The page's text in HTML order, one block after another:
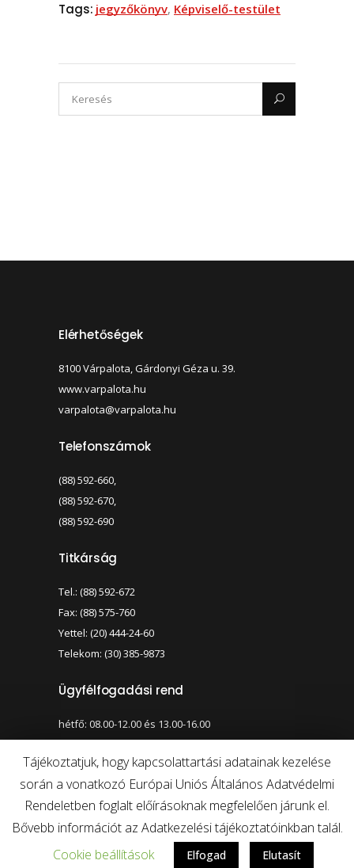
Tags: jegyzőkönyv, Képviselő-testület
Elérhetőségek
8100 Várpalota, Gárdonyi Géza u. 39.
www.varpalota.hu
varpalota@varpalota.hu
Telefonszámok
(88) 592-660,
(88) 592-670,
(88) 592-690
Titkárság
Tel.: (88) 592-672
Fax: (88) 575-760
Yettel: (20) 444-24-60
Telekom: (30) 385-9873
Ügyfélfogadási rend
hétfő: 08.00-12.00 és 13.00-16.00
szerda: 08.00-12.00 és 13.00-17.00
Nagy kontraszt váltása
Betűméret váltása
Tájékoztatjuk, hogy kapcsolattartási adatainak kezelése
során a vonatkozó Európai Uniós Általános Adatvédelmi
Rendeletben foglalt előírásoknak megfelelően járunk el.
Bővebb információt az Adatkezelési tájékoztatóinkban talál.
Cookie beállítások
Elfogad Elutasít